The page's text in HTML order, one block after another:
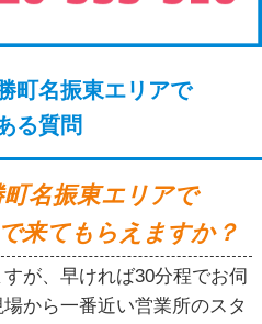
町名振東エリアで
る質問
名振東エリアで
来てもらえますか？
が、早ければ30分程でお伺
から一番近い営業所のスタ